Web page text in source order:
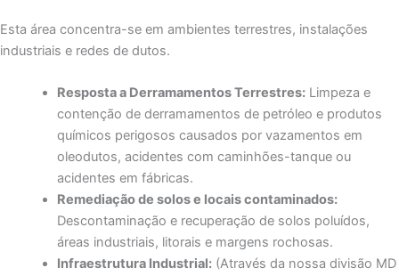
Esta área concentra-se em ambientes terrestres, instalações
industriais e redes de dutos.
Resposta a Derramamentos Terrestres:Limpeza e
contenção de derramamentos de petróleo e produtos
químicos perigosos causados ​​por vazamentos em
oleodutos, acidentes com caminhões-tanque ou
acidentes em fábricas.
Remediação de solos e locais contaminados:
Descontaminação e recuperação de solos poluídos,
áreas industriais, litorais e margens rochosas.
Infraestrutura Industrial:(Através da nossa divisão MD